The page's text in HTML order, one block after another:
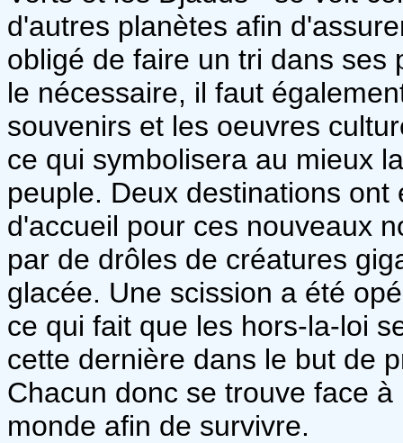
d'autres planètes afin
obligé de faire un tri dans ses
le nécessaire, il faut
souvenirs et les oeuvres
ce qui symbolisera au mieux
peuple. Deux destinations
d'accueil pour ces nouveaux
par de drôles de créatures
glacée. Une scission a été
ce qui fait que les hors-la-loi
cette dernière dans le but de
Chacun donc se trouve face
monde afin de survivre.